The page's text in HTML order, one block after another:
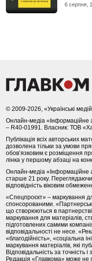
6 серпня,
© 2009-2026, «Українські
Онлайн-медіа «Інформаційне
– R40-01991. Власник: ТОВ
Публікація всіх авторських
дозволена тільки за умови
обов’язковим є розміщення
лінка у першому абзаці на
Онлайн-медіа «Інформаційне
старше 21 року.
відповідність віковим
«Спецпроєкт» – маркування
спонсорованими.
що створюються в
маркування для матеріалів,
підготовлених самими
відповідальності не несе.
«благодійність», «соціальна
маркування матеріалів, які
Відповідальність за точність
Редакція «Главкома» може не